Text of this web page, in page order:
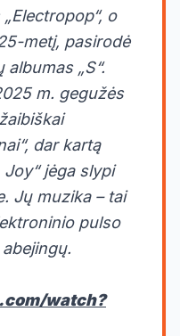
o
metį, pasirodė
„S“.
m. gegužės
dar kartą
jėga slypi
Jų muzika – tai
pulso
watch?